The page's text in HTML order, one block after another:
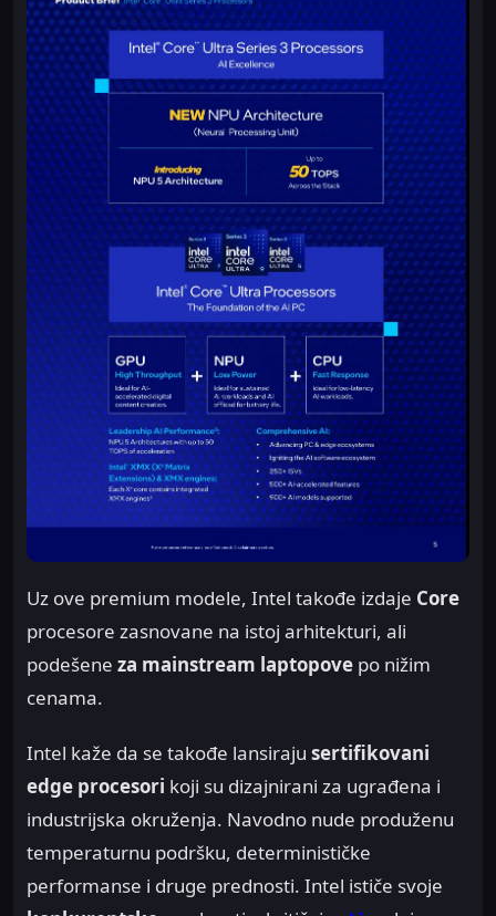
Uz ove premium modele, Intel takođe izdaje Core
procesore zasnovane na istoj arhitekturi, ali
podešene za mainstream laptopove po nižim
cenama.
Intel kaže da se takođe lansiraju sertifikovani
edge procesori koji su dizajnirani za ugrađena i
industrijska okruženja. Navodno nude produženu
temperaturnu podršku, determinističke
performanse i druge prednosti. Intel ističe svoje